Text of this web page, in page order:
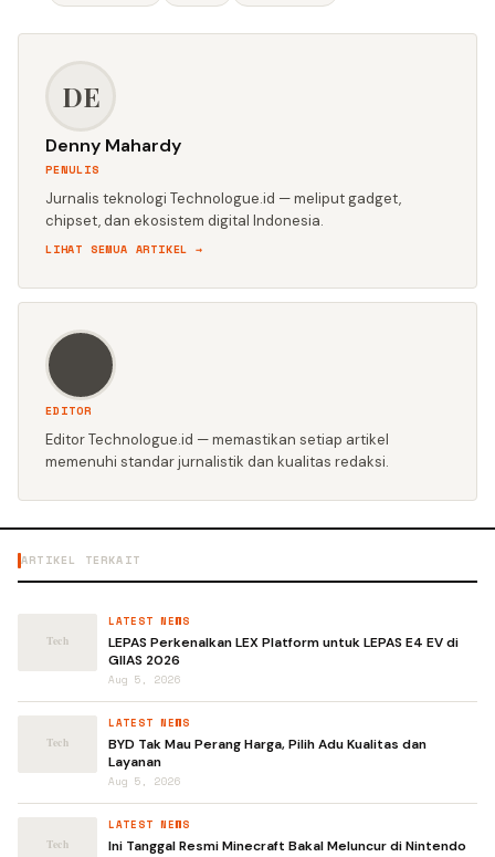
DE
Denny Mahardy
PENULIS
Jurnalis teknologi Technologue.id — meliput gadget,
chipset, dan ekosistem digital Indonesia.
LIHAT SEMUA ARTIKEL →
EDITOR
Editor Technologue.id — memastikan setiap artikel
memenuhi standar jurnalistik dan kualitas redaksi.
ARTIKEL TERKAIT
LATEST NEWS
LEPAS Perkenalkan LEX Platform untuk LEPAS E4 EV di
GIIAS 2026
Aug 5, 2026
LATEST NEWS
BYD Tak Mau Perang Harga, Pilih Adu Kualitas dan
Layanan
Aug 5, 2026
LATEST NEWS
Ini Tanggal Resmi Minecraft Bakal Meluncur di Nintendo